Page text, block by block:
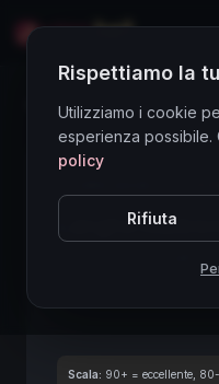
Directory Vini
Langhe Nebbiolo
SCORE
Scala: 90+ = eccellente,
Rispettiamo la
Utilizziamo i cookie
esperienza possibile.
policy
Rifiuta